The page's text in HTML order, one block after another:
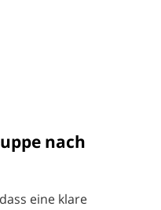
nach
eine klare